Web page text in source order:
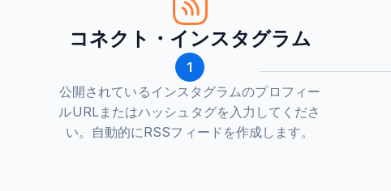
コネクト・インスタグラム
1
公開されているインスタグラムのプロフィー
ルURLまたはハッシュタグを入力してくださ
い。自動的にRSSフィードを作成します。